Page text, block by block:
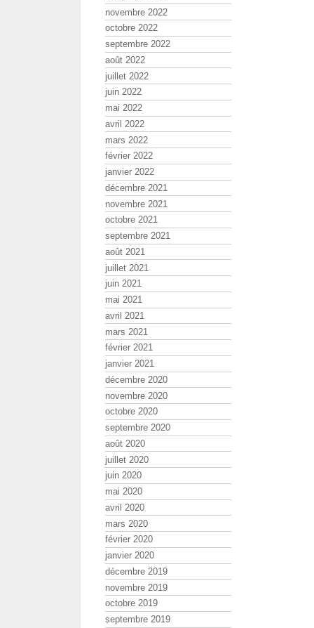
novembre 2022
octobre 2022
septembre 2022
août 2022
juillet 2022
juin 2022
mai 2022
avril 2022
mars 2022
février 2022
janvier 2022
décembre 2021
novembre 2021
octobre 2021
septembre 2021
août 2021
juillet 2021
juin 2021
mai 2021
avril 2021
mars 2021
février 2021
janvier 2021
décembre 2020
novembre 2020
octobre 2020
septembre 2020
août 2020
juillet 2020
juin 2020
mai 2020
avril 2020
mars 2020
février 2020
janvier 2020
décembre 2019
novembre 2019
octobre 2019
septembre 2019